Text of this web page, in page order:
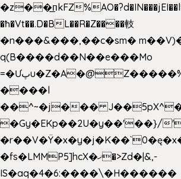
�z��͟пkFZ
�ħ�Vt��.D�BL��R�Z����䡋
�n���&���,��c�sm�
q(B����d��N��e���Mo
=�Ưپu�Z�A�@Z�����%G��C�7/
����l
��^~�j���
�Gy�EKp��2U�y��'��}/
�fs�LMMP5]hcX�ޚ�>Zd�|&,-
IS�aq�4�6:����\�H������